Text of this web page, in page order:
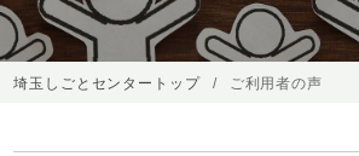
埼玉しごとセンタートップ ご利用者の声